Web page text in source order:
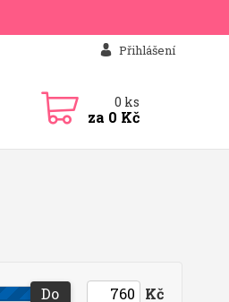
Přihlášení
0 ks
za 0 Kč
Do Kč